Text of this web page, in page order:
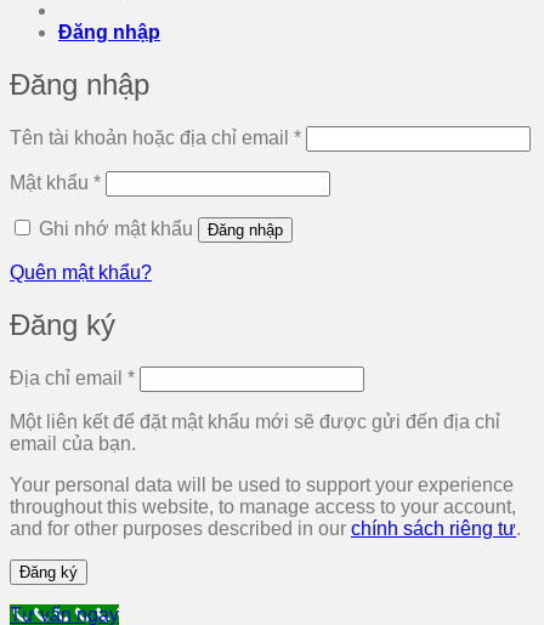
Đăng nhập
Đăng nhập
Tên tài khoản hoặc địa chỉ email *Bắt
buộc
Mật khẩu *Bắt
buộc
Ghi nhớ mật khẩu
Đăng nhập
Quên mật khẩu?
Đăng ký
Địa chỉ email *Bắt
buộc
Một liên kết để đặt mật khẩu mới sẽ được gửi đến địa chỉ
email của bạn.
Your personal data will be used to support your experience
throughout this website, to manage access to your account,
and for other purposes described in our chính sách riêng tư.
Đăng ký
Tư vấn ngay